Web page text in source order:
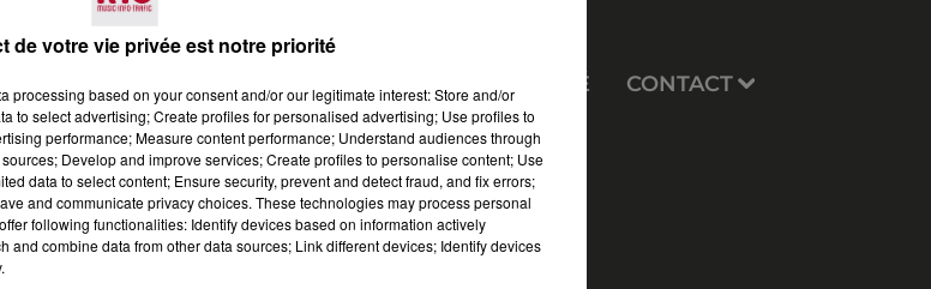
CKOI CE TITRE ? SORTIR JEUX PUBLICITÉ CONTACT
de votre vie privée est notre priorité
processing based on your consent and/or our legitimate interest: Store and/or
to select advertising; Create profiles for personalised advertising; Use profiles to
performance; Measure content performance; Understand audiences through
Develop and improve services; Create profiles to personalise content; Use
data to select content; Ensure security, prevent and detect fraud, and fix errors;
and communicate privacy choices. These technologies may process personal
following functionalities: Identify devices based on information actively
and combine data from other data sources; Link different devices; Identify devices